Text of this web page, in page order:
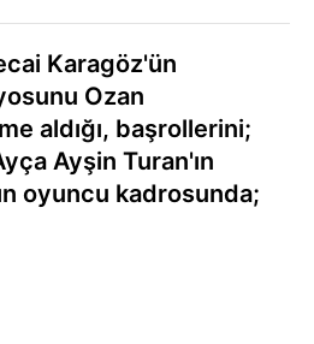
Karagöz'ün
Ozan
aldığı, başrollerini;
Ayşin Turan'ın
oyuncu kadrosunda;